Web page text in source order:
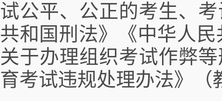
试公平、公正的考生、
共和国刑法》《中华人
关于办理组织考试作弊
育考试违规处理办法》